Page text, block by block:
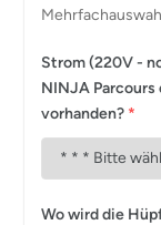
Strom (220V -
NINJA
vorhanden? *
Wo wird die